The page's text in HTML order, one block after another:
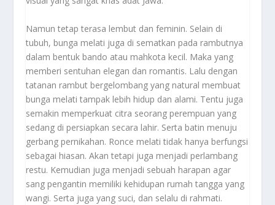
Namun tetap terasa lembut dan feminin. Selain di
tubuh, bunga melati juga di sematkan pada rambutnya
dalam bentuk bando atau mahkota kecil. Maka yang
memberi sentuhan elegan dan romantis. Lalu dengan
tatanan rambut bergelombang yang natural membuat
bunga melati tampak lebih hidup dan alami. Tentu juga
semakin memperkuat citra seorang perempuan yang
sedang di persiapkan secara lahir. Serta batin menuju
gerbang pernikahan. Ronce melati tidak hanya berfungsi
sebagai hiasan. Akan tetapi juga menjadi perlambang
restu. Kemudian juga menjadi sebuah harapan agar
sang pengantin memiliki kehidupan rumah tangga yang
wangi. Serta juga yang suci, dan selalu di rahmati.